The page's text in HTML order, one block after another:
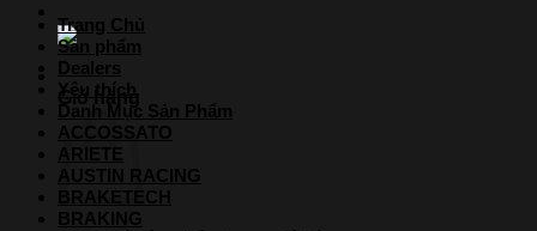
Giỏ hàng
Trang Chủ
Sản phẩm
Dealers
Yêu thích
Danh Mục Sản Phẩm
ACCOSSATO
ARIETE
AUSTIN RACING
BRAKETECH
BRAKING